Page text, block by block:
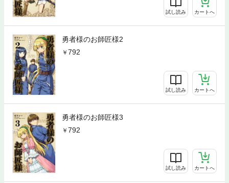
試し読み カートへ
勇者様のお師匠様2
792
試し読み カートへ
勇者様のお師匠様3
792
試し読み カートへ